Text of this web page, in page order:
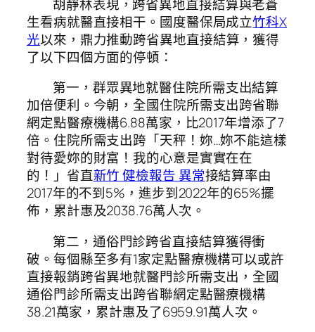
胡靜林表現，跨省異地直接結算與老蒼
生看病就醫直接相干。國度醫保局成立竹科X
光以來，鼎力推動跨省異地直接結算，獲得
了以下四個方面的停頓：
第一，群眾異地就醫住院所需支出結算
加倍便利。今朝，全國住院所需支出跨省聯
網定點醫療機構6.88萬家，比2017年增添了7
倍。住院所需支出跨「天秤！妳…妳不能這樣
對待愛妳的財富！我的心意是實實在在
的！」省直新竹 健檢報告 異常接結算率由
2017年的不到5%，進步到2022年的65%擺
佈，累計惠及2038.76萬人次。
第二，通俗門診跨省直接結算獲得衝
破。每個縣至多有1家定點醫療機構可以或許
直接報銷跨省異地就醫門診所需支出，全國
通俗門診所需支出跨省聯網定點醫療機構
38.21萬家，累計惠及了6959.91萬人次。